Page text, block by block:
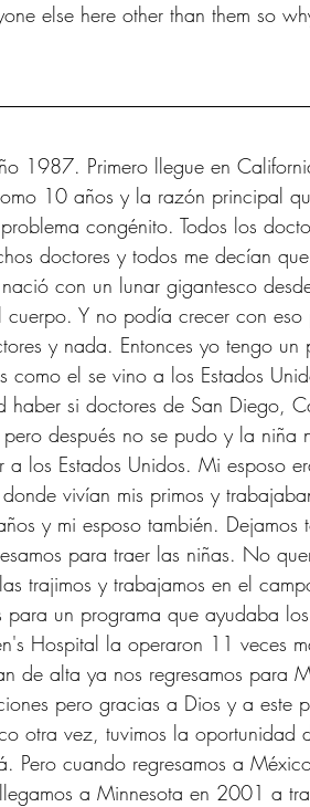
else here other than them so
1987. Primero llegue en
10 años y la razón principal
congénito. Todos los
doctores y todos me decían
con un lunar gigantesco
Y no podía crecer con eso
y nada. Entonces yo tengo un
como el se vino a los Estados
haber si doctores de San Diego,
después no se pudo y la niña
a los Estados Unidos. Mi esposo
vivían mis primos y
y mi esposo también. Dejamos
para traer las niñas. No
trajimos y trabajamos en el
un programa que ayudaba
Hospital la operaron 11 veces
de alta ya nos regresamos para
pero gracias a Dios y a este
otra vez, tuvimos la oportunidad
Pero cuando regresamos a
a Minnesota en 2001 a